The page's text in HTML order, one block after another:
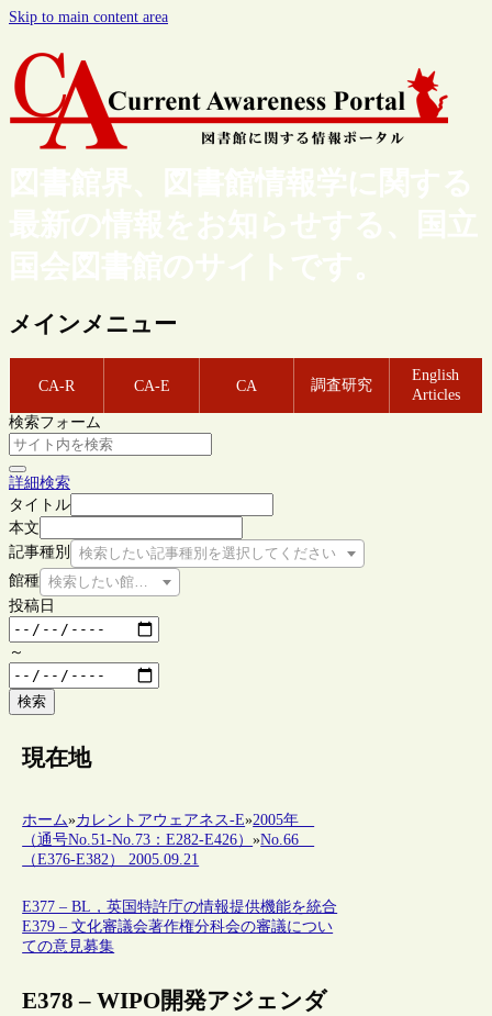
Skip to main content area
図書館界、図書館情報学に関する
最新の情報をお知らせする、国立
国会図書館のサイトです。
メインメニュー
CA-R CA-E CA 調査研究
English
Articles
検索フォーム
詳細検索
タイトル
本文
記事種別
検索したい記事種別を選択してください
館種 検索したい館種を選択してください
投稿日
～
検索
現在地
ホーム»カレントアウェアネス-E»2005年
（通号No.51-No.73：E282-E426）»No.66
（E376-E382） 2005.09.21
E377 – BL，英国特許庁の情報提供機能を統合
E379 – 文化審議会著作権分科会の審議につい
ての意見募集
E378 – WIPO開発アジェンダ